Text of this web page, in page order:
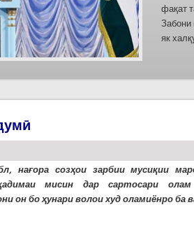
нағора созҳои зарбии мусиқии
мисин дар сартосари
он бо ҳунари волои худ оламиёнро ба